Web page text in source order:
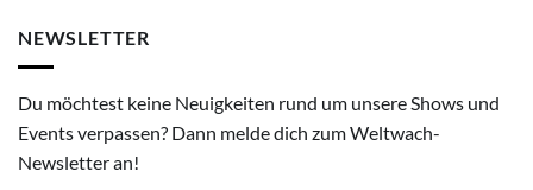
NEWSLETTER
Du möchtest keine Neuigkeiten rund um unsere Shows und
Events verpassen? Dann melde dich zum Weltwach-
Newsletter an!